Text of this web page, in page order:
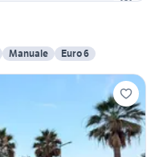
Manuale Euro 6